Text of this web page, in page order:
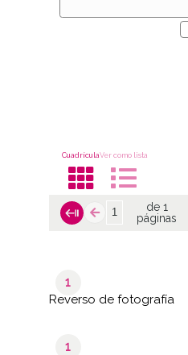
CuadrículaVer como lista
de 1
páginas
1
Reverso de fotografía
1